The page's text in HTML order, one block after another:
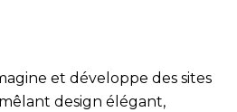
et développe des sites
design élégant,